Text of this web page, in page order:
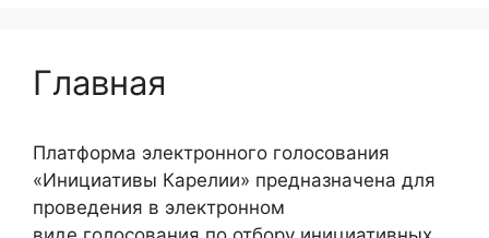
Главная
Платформа электронного голосования
«Инициативы Карелии» предназначена для
проведения в электронном